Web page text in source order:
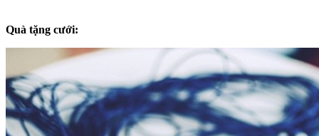
Quà tặng cưới: